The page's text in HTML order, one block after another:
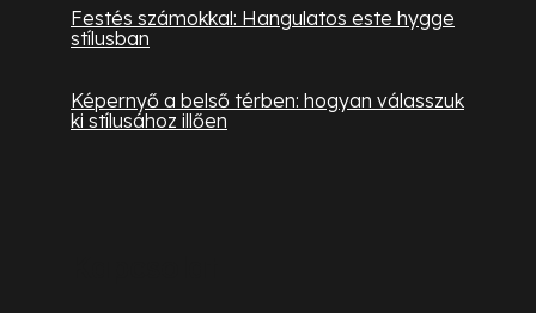
Festés számokkal: Hangulatos este hygge
stílusban
Képernyő a belső térben: hogyan válasszuk
ki stílusához illően